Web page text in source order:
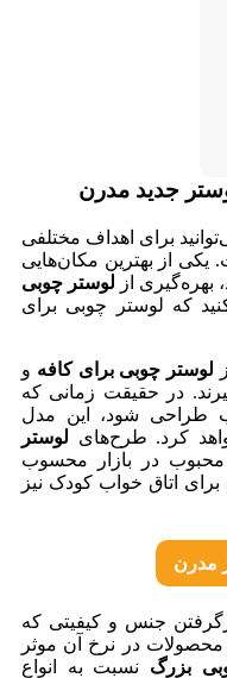
جدید مدرن
برای اهداف مختلفی
یکی از بهترین مکان‌هایی
بهره‌گیری از لوستر چوبی
که لوستر چوبی برای
لوستر چوبی برای کافه و
در حقیقت زمانی که
طراحی شود، این مدل
کرد. طرح‌های لوستر
محبوب در بازار محسوب
اتاق خواب کودک نیز
مدرن
جنس و کیفیتی که
محصولات در نرخ آن موثر
بزرگ نسبت به انواع